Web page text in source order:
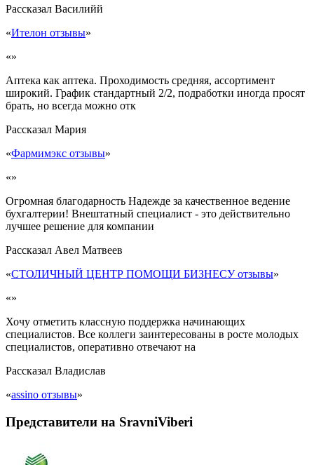
Рассказал Василийй
«Ителон отзывы»
«»
Аптека как аптека. Проходимость средняя, ассортимент
широкий. График стандартный 2/2, подработки иногда просят
брать, но всегда можно отк
Рассказал Мария
«Фармимэкс отзывы»
«»
Огромная благодарность Надежде за качественное ведение
бухгалтерии! Внештатный специалист - это действительно
лучшее решение для компании
Рассказал Авел Матвеев
«СТОЛИЧНЫЙ ЦЕНТР ПОМОЩИ БИЗНЕСУ отзывы»
«»
Хочу отметить классную поддержка начинающих
специалистов. Все коллеги заинтересованы в росте молодых
специалистов, оперативно отвечают на
Рассказал Владислав
«assino отзывы»
Представители на SravniViberi